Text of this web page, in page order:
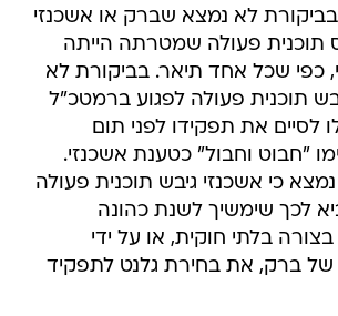
לא נמצא שברק או אשכנזי
תוכנית פעולה שמטרתה הייתה
כפי שכל אחד תיאר. בביקורת לא
תוכנית פעולה לפגוע ברמטכ"ל
לסיים את תפקידו לפני תום
"חבוט וחבול" כטענת אשכנזי.
כי אשכנזי גיבש תוכנית פעולה
לכך שימשיך לשנת כהונה
בלתי חוקית, או על ידי
של ברק, את בחירת גלנט לתפקיד